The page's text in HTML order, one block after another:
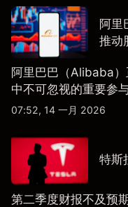
阿里
推动
阿里巴巴（Alibaba
中不可忽视的重要参与
07:52, 14 一月 2026
特斯
第二季度财报不及预